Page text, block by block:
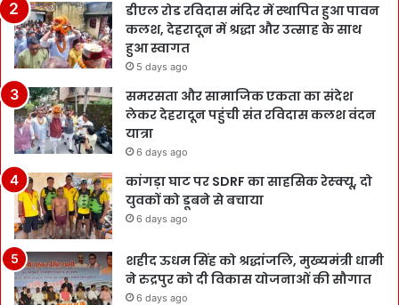
डीएल रोड रविदास मंदिर में स्थापित हुआ पावन
कलश, देहरादून में श्रद्धा और उत्साह के साथ
हुआ स्वागत
5 days ago
समरसता और सामाजिक एकता का संदेश
लेकर देहरादून पहुंची संत रविदास कलश वंदन
यात्रा
6 days ago
कांगड़ा घाट पर SDRF का साहसिक रेस्क्यू, दो
युवकों को डूबने से बचाया
6 days ago
शहीद ऊधम सिंह को श्रद्धांजलि, मुख्यमंत्री धामी
ने रुद्रपुर को दी विकास योजनाओं की सौगात
6 days ago